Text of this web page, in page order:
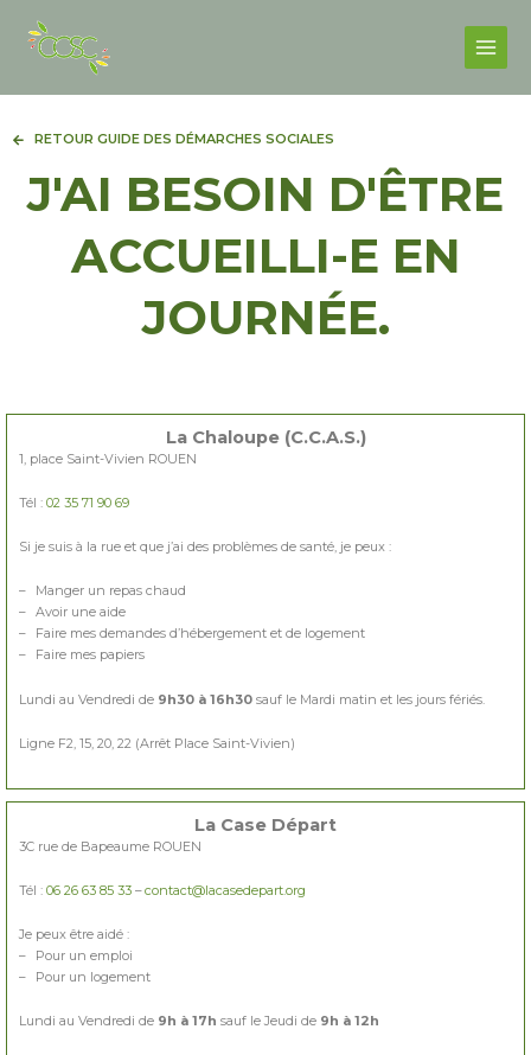
content
Menu
RETOUR GUIDE DES DÉMARCHES SOCIALES
J'AI BESOIN D'ÊTRE
ACCUEILLI-E EN
JOURNÉE.
La Chaloupe (C.C.A.S.)
1, place Saint-Vivien ROUEN
Tél : 02 35 71 90 69
Si je suis à la rue et que j’ai des problèmes de santé, je peux :
– Manger un repas chaud
– Avoir une aide
– Faire mes demandes d’hébergement et de logement
– Faire mes papiers
Lundi au Vendredi de 9h30 à 16h30 sauf le Mardi matin et les jours fériés.
Ligne F2, 15, 20, 22 (Arrêt Place Saint-Vivien)
La Case Départ
3C rue de Bapeaume ROUEN
Tél : 06 26 63 85 33 –contact@lacasedepart.org
Je peux être aidé :
– Pour un emploi
– Pour un logement
Lundi au Vendredi de 9h à 17h sauf le Jeudi de 9h à 12h